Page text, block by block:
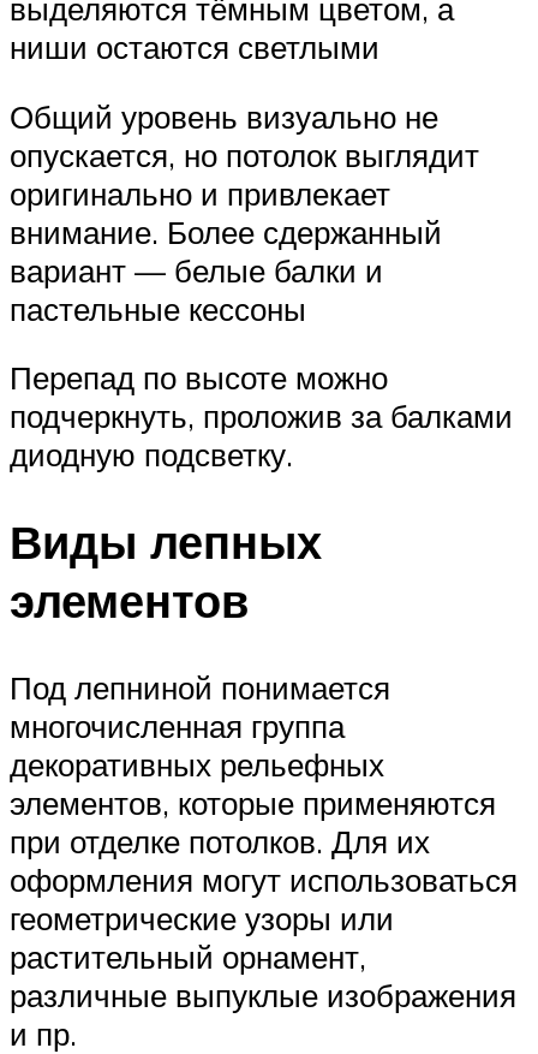
выделяются тёмным цветом, а
ниши остаются светлыми
Общий уровень визуально не
опускается, но потолок выглядит
оригинально и привлекает
внимание. Более сдержанный
вариант — белые балки и
пастельные кессоны
Перепад по высоте можно
подчеркнуть, проложив за балками
диодную подсветку.
Виды лепных
элементов
Под лепниной понимается
многочисленная группа
декоративных рельефных
элементов, которые применяются
при отделке потолков. Для их
оформления могут использоваться
геометрические узоры или
растительный орнамент,
различные выпуклые изображения
и пр.